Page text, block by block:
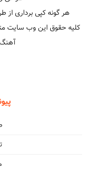
هر گونه کپی برداری از
کلیه حقوق این وب سایت